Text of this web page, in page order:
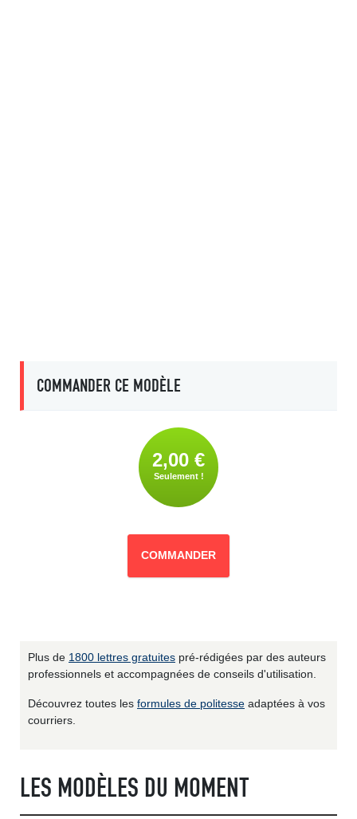
COMMANDER CE MODÈLE
2,00 €
Seulement !
COMMANDER
Plus de 1800 lettres gratuites pré-rédigées par des auteurs
professionnels et accompagnées de conseils d'utilisation.
Découvrez toutes les formules de politesse adaptées à vos
courriers.
LES MODÈLES DU MOMENT